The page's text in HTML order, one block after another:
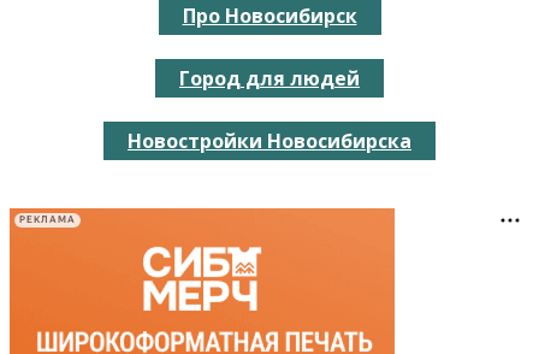
Про Новосибирск
Город для людей
Новостройки Новосибирска
РЕКЛАМА